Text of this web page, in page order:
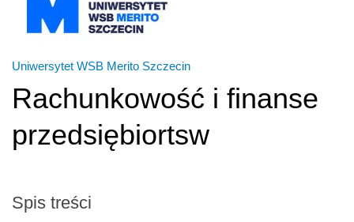
Uniwersytet WSB Merito Szczecin
Rachunkowość i finanse
przedsiębiortsw
Spis treści